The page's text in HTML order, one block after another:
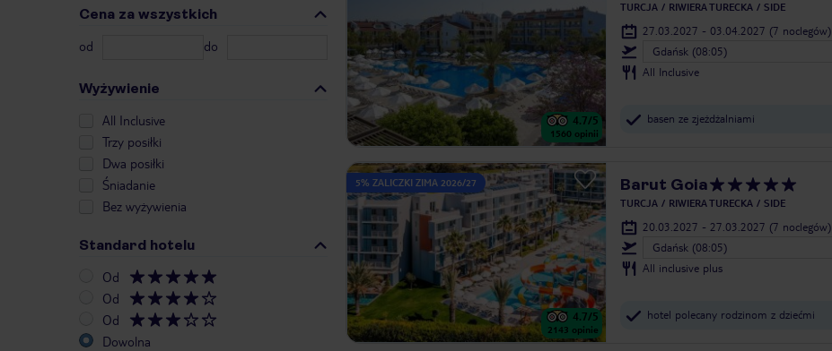
Cena za wszystkich
od do
Wyżywienie
All Inclusive
Trzy posiłki
Dwa posiłki
Śniadanie
Bez wyżywienia
Standard hotelu
Od
Od
Od
Dowolna
4.7/5
1560 opinii
TURCJA RIWIERA TURECKA SIDE
27.03.2027 - 03.04.2027 (7 noclegów)
Gdańsk (08:05)
All Inclusive
basen ze zjeżdżalniami
5% ZALICZKI ZIMA 2026/27
4.7/5
2143 opinie
Barut Goia
TURCJA RIWIERA TURECKA SIDE
20.03.2027 - 27.03.2027 (7 noclegów)
Gdańsk (08:05)
All inclusive plus
hotel polecany rodzinom z dziećmi